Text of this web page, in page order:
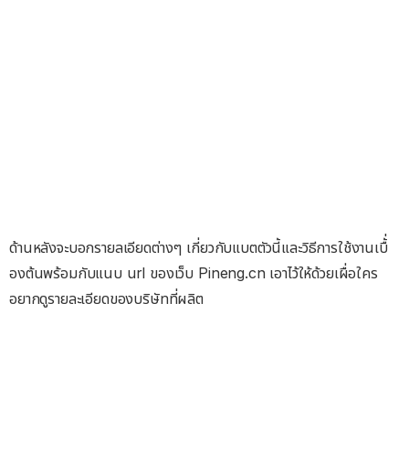
ด้านหลังจะบอกรายลเอียดต่างๆ เกี่ยวกับแบตตัวนี้และวิธีการใช้งานเบื้่
องต้นพร้อมกับแนบ url ของเว็บ Pineng.cn เอาไว้ให้ด้วยเผื่อใคร
อยากดูรายละเอียดของบริษัทที่ผลิต